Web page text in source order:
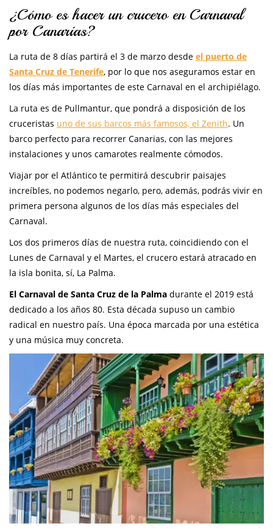
¿Cómo es hacer un crucero en Carnaval
por Canarias?
La ruta de 8 días partirá el 3 de marzo desde el puerto de
Santa Cruz de Tenerife, por lo que nos aseguramos estar en
los días más importantes de este Carnaval en el archipiélago.
La ruta es de Pullmantur, que pondrá a disposición de los
cruceristas uno de sus barcos más famosos, el Zenith. Un
barco perfecto para recorrer Canarias, con las mejores
instalaciones y unos camarotes realmente cómodos.
Viajar por el Atlántico te permitirá descubrir paisajes
increíbles, no podemos negarlo, pero, además, podrás vivir en
primera persona algunos de los días más especiales del
Carnaval.
Los dos primeros días de nuestra ruta, coincidiendo con el
Lunes de Carnaval y el Martes, el crucero estará atracado en
la isla bonita, sí, La Palma.
El Carnaval de Santa Cruz de la Palma durante el 2019 está
dedicado a los años 80. Esta década supuso un cambio
radical en nuestro país. Una época marcada por una estética
y una música muy concreta.